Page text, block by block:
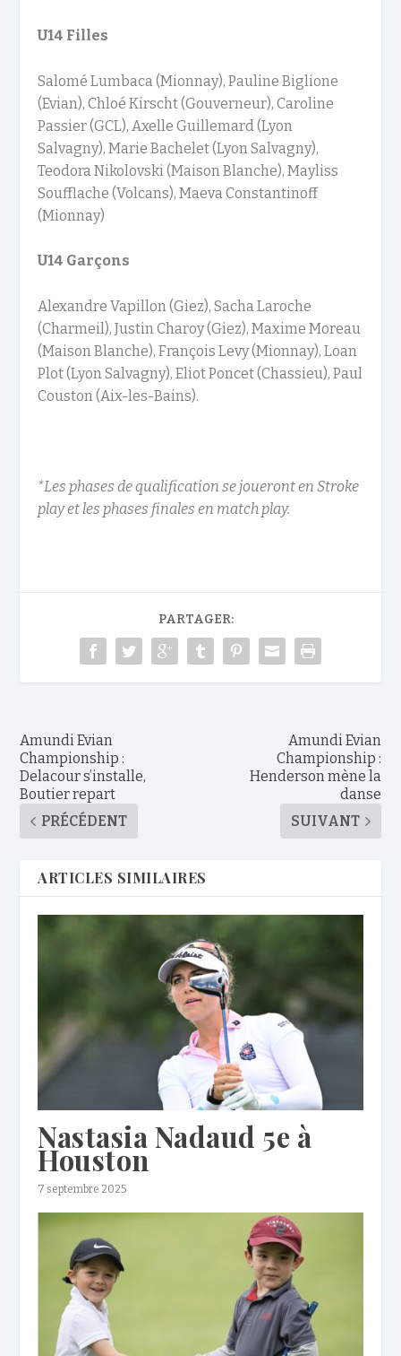
U14 Filles
Salomé Lumbaca (Mionnay), Pauline Biglione
(Evian), Chloé Kirscht (Gouverneur), Caroline
Passier (GCL), Axelle Guillemard (Lyon
Salvagny), Marie Bachelet (Lyon Salvagny),
Teodora Nikolovski (Maison Blanche), Mayliss
Soufflache (Volcans), Maeva Constantinoff
(Mionnay)
U14 Garçons
Alexandre Vapillon (Giez), Sacha Laroche
(Charmeil), Justin Charoy (Giez), Maxime Moreau
(Maison Blanche), François Levy (Mionnay), Loan
Plot (Lyon Salvagny), Eliot Poncet (Chassieu), Paul
Couston (Aix-les-Bains).
*Les phases de qualification se joueront en Stroke
play et les phases finales en match play.
PARTAGER:
Amundi Evian
Championship :
Delacour s’installe,
Boutier repart
PRÉCÉDENT
Amundi Evian
Championship :
Henderson mène la
danse
SUIVANT
ARTICLES SIMILAIRES
Nastasia Nadaud 5e à
Houston
7 septembre 2025